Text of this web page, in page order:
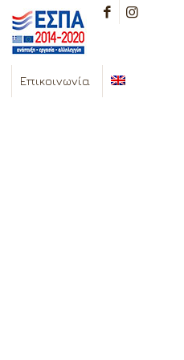
Επικοινωνία